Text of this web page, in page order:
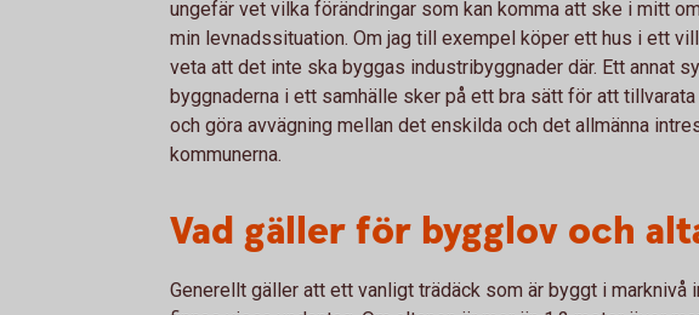
ungefär vet vilka förändringar som kan komma att ske i mitt
min levnadssituation. Om jag till exempel köper ett hus i ett
veta att det inte ska byggas industribyggnader där. Ett annat
byggnaderna i ett samhälle sker på ett bra sätt för att
och göra avvägning mellan det enskilda och det allmänna
kommunerna.
Vad gäller för bygglov och
Generellt gäller att ett vanligt trädäck som är byggt i marknivå